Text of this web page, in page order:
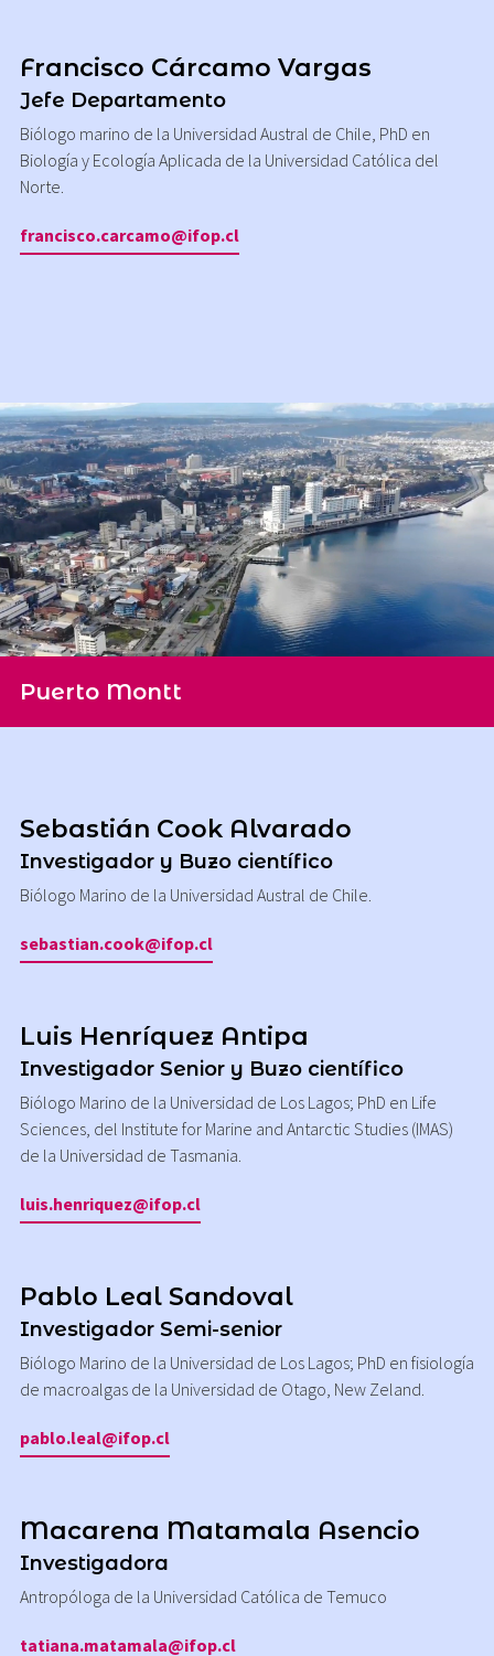
Francisco Cárcamo Vargas
Jefe Departamento
Biólogo marino de la Universidad Austral de Chile, PhD en
Biología y Ecología Aplicada de la Universidad Católica del
Norte.
francisco.carcamo@ifop.cl
Puerto Montt
Sebastián Cook Alvarado
Investigador y Buzo científico
Biólogo Marino de la Universidad Austral de Chile.
sebastian.cook@ifop.cl
Luis Henríquez Antipa
Investigador Senior y Buzo científico
Biólogo Marino de la Universidad de Los Lagos; PhD en Life
Sciences, del Institute for Marine and Antarctic Studies (IMAS)
de la Universidad de Tasmania.
luis.henriquez@ifop.cl
Pablo Leal Sandoval
Investigador Semi-senior
Biólogo Marino de la Universidad de Los Lagos; PhD en fisiología
de macroalgas de la Universidad de Otago, New Zeland.
pablo.leal@ifop.cl
Macarena Matamala Asencio
Investigadora
Antropóloga de la Universidad Católica de Temuco
tatiana.matamala@ifop.cl